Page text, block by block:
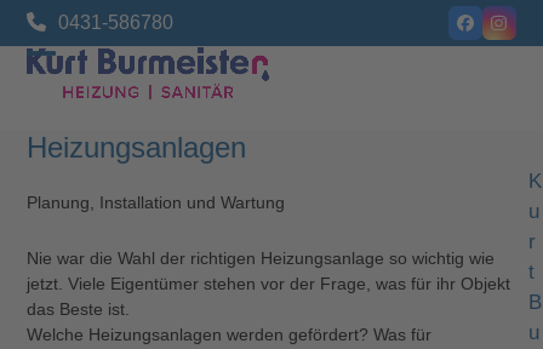
Skip
content
0431-586780 Facebook
Open
menu
Close
menu
Heizungsanlagen
Planung, Installation und Wartung
Nie war die Wahl der richtigen Heizungsanlage so wichtig wie
jetzt. Viele Eigentümer stehen vor der Frage, was für ihr Objekt
das Beste ist.
Welche Heizungsanlagen werden gefördert? Was für
K
u
r
t
B
u